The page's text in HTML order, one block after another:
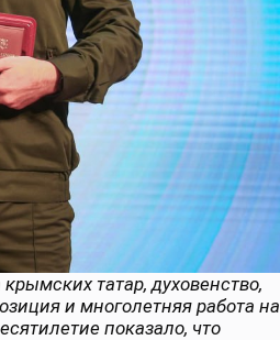
татар, духовенство,
и многолетняя работа на
показало, что